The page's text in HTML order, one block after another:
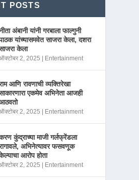
POSTS
अंबानी यांनी गरबाला फाल्गुनी
यांच्यासमवेत साजरा केला, दशरा
केला
2, 2025 Entertainment
आणि रावणाची व्यक्तिरेखा
एकमेव अभिनेता आजही
2, 2025 Entertainment
कुंद्राच्या माजी गर्लफ्रेंडला
अभिनेत्यावर फसवणूक
आरोप होता
2, 2025 Entertainment